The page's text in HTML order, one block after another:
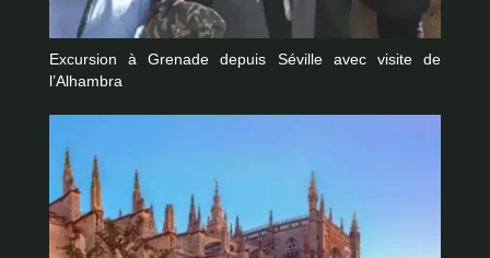
Excursion à Grenade depuis Séville avec visite de
l’Alhambra